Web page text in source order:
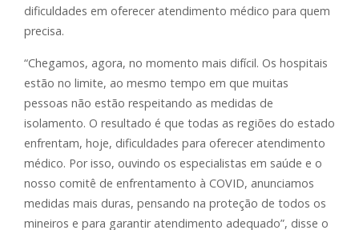
dificuldades em oferecer atendimento médico para quem
precisa.
“Chegamos, agora, no momento mais difícil. Os hospitais
estão no limite, ao mesmo tempo em que muitas
pessoas não estão respeitando as medidas de
isolamento. O resultado é que todas as regiões do estado
enfrentam, hoje, dificuldades para oferecer atendimento
médico. Por isso, ouvindo os especialistas em saúde e o
nosso comitê de enfrentamento à COVID, anunciamos
medidas mais duras, pensando na proteção de todos os
mineiros e para garantir atendimento adequado”, disse o